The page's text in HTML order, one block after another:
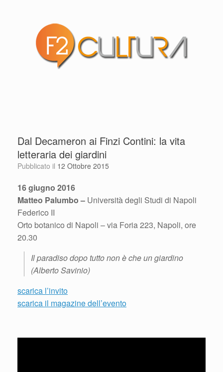
Dal Decameron ai Finzi Contini: la vita
letteraria dei giardini
Pubblicato il 12 Ottobre 2015
16 giugno 2016
Matteo Palumbo – Università degli Studi di Napoli
Federico II
Orto botanico di Napoli – via Foria 223, Napoli, ore
20.30
Il paradiso dopo tutto non è che un giardino
(Alberto Savinio)
scarica l’invito
scarica il magazine dell’evento